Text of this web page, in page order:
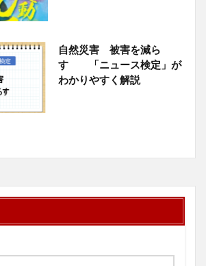
自然災害 被害を減ら
す 「ニュース検定」が
わかりやすく解説